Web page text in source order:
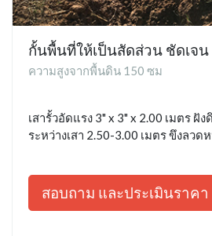
กั้นพื้นที่ให้เป็นสัดส่วน ชัดเจน
ความสูงจากพื้นดิน 150 ซม
เสารั้วอัดแรง 3" x 3" x 2.00 เมตร ฝั
ระหว่างเสา 2.50-3.00 เมตร ขึงลวด
สอบถาม และประเมินราคา